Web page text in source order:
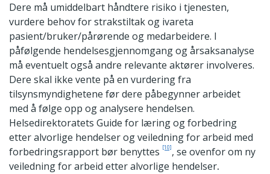
Dere må umiddelbart håndtere risiko i tjenesten,
vurdere behov for strakstiltak og ivareta
pasient/bruker/pårørende og medarbeidere. I
påfølgende hendelsesgjennomgang og årsaksanalyse
må eventuelt også andre relevante aktører involveres.
Dere skal ikke vente på en vurdering fra
tilsynsmyndighetene før dere påbegynner arbeidet
med å følge opp og analysere hendelsen.
Helsedirektoratets Guide for læring og forbedring
etter alvorlige hendelser og veiledning for arbeid med
forbedringsrapport bør benyttes [10], se ovenfor om ny
veiledning for arbeid etter alvorlige hendelser.